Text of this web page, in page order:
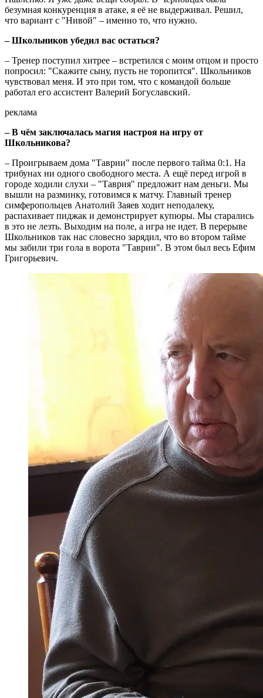
безумная конкуренция в атаке, я её не выдерживал. Решил,
что вариант с "Нивой" – именно то, что нужно.
– Школьников убедил вас остаться?
– Тренер поступил хитрее – встретился с моим отцом и просто
попросил: "Скажите сыну, пусть не торопится". Школьников
чувствовал меня. И это при том, что с командой больше
работал его ассистент Валерий Богуславский.
реклама
– В чём заключалась магия настроя на игру от
Школьникова?
– Проигрываем дома "Таврии" после первого тайма 0:1. На
трибунах ни одного свободного места. А ещё перед игрой в
городе ходили слухи – "Таврия" предложит нам деньги. Мы
вышли на разминку, готовимся к матчу. Главный тренер
симферопольцев Анатолий Заяев ходит неподалеку,
распахивает пиджак и демонстрирует купюры. Мы старались
в это не лезть. Выходим на поле, а игра не идет. В перерыве
Школьников так нас словесно зарядил, что во втором тайме
мы забили три гола в ворота "Таврии". В этом был весь Ефим
Григорьевич.